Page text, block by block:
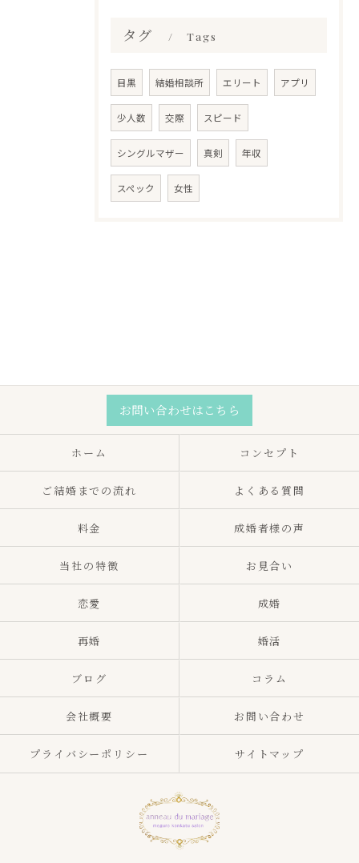
タグ Tags
目黒 結婚相談所 エリート アプリ
少人数 交際 スピード
シングルマザー 真剣 年収
スペック 女性
お問い合わせはこちら
ホーム コンセプト
ご結婚までの流れ よくある質問
料金 成婚者様の声
当社の特徴 お見合い
恋愛 成婚
再婚 婚活
ブログ コラム
会社概要 お問い合わせ
プライバシーポリシー サイトマップ